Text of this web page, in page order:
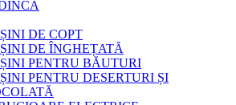
DE COPT
DE ÎNGHEȚATĂ
PENTRU BĂUTURI
PENTRU DESERTURI ȘI